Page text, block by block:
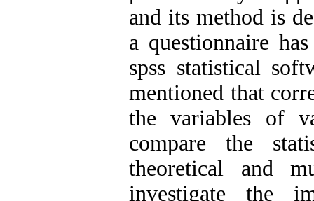
and its method is
a questionnaire
spss statistical
mentioned that
the variables of
compare the
theoretical and
investigate the